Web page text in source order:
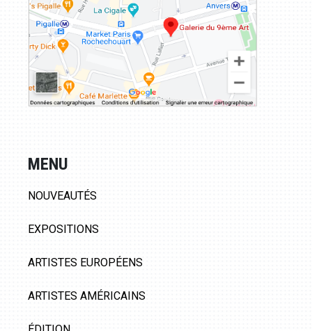
MENU
NOUVEAUTÉS
EXPOSITIONS
ARTISTES EUROPÉENS
ARTISTES AMÉRICAINS